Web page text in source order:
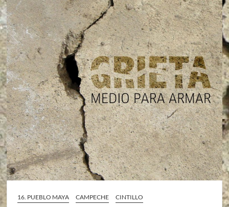
16. PUEBLO MAYA CAMPECHE
CINTILLO